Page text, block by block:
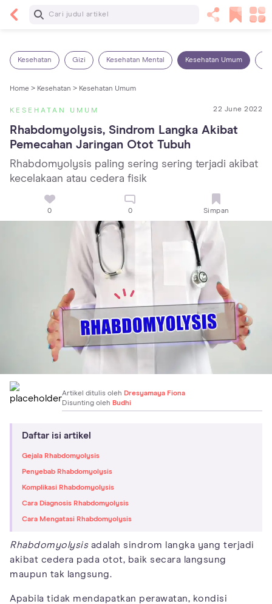
Baca Selanjutnya
Kesehatan Gizi Kesehatan Mental Kesehatan Umum
Home > Kesehatan > Kesehatan Umum
KESEHATAN UMUM 22 June 2022
Rhabdomyolysis, Sindrom Langka Akibat
Pemecahan Jaringan Otot Tubuh
Rhabdomyolysis paling sering sering terjadi akibat
kecelakaan atau cedera fisik
0 0 Simpan
Artikel ditulis oleh Dresyamaya Fiona
Disunting oleh Budhi
Daftar isi artikel
Gejala Rhabdomyolysis
Penyebab Rhabdomyolysis
Komplikasi Rhabdomyolysis
Cara Diagnosis Rhabdomyolysis
Cara Mengatasi Rhabdomyolysis
Rhabdomyolysisadalah sindrom langka yang terjadi
akibat cedera pada otot, baik secara langsung
maupun tak langsung.
Apabila tidak mendapatkan perawatan, kondisi